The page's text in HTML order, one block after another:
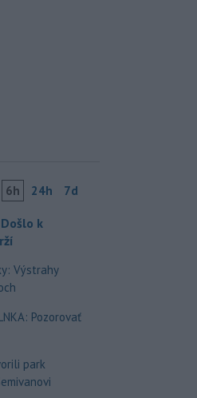
6h 24h 7d
Došlo k
Výstrahy
Pozorovať
park